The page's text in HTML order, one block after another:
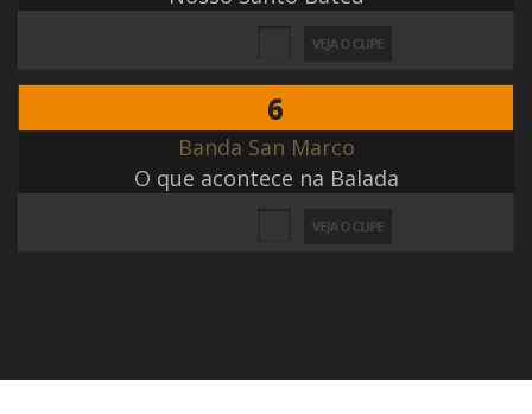
6
Banda San Marco
O que acontece na Balada